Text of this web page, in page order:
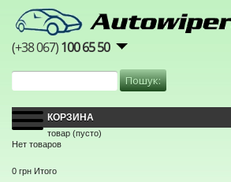
(+38 067)100 65 50
КОРЗИНА
товар (пусто)
Нет товаров
0 грн Итого